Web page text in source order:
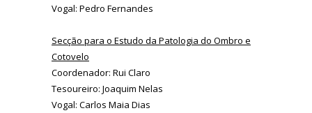
Vogal: Pedro Fernandes
Secção para o Estudo da Patologia do Ombro e
Cotovelo
Coordenador: Rui Claro
Tesoureiro: Joaquim Nelas
Vogal: Carlos Maia Dias